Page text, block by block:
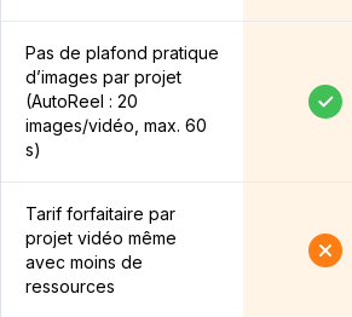
Pas de plafond pratique
d’images par projet
(AutoReel : 20
images/vidéo, max. 60
s)
Tarif forfaitaire par
projet vidéo même
avec moins de
ressources